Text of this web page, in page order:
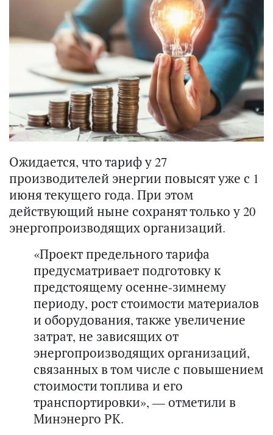
Ожидается, что тариф у 27
производителей энергии повысят уже с 1
июня текущего года. При этом
действующий ныне сохранят только у 20
энергопроизводящих организаций.
«Проект предельного тарифа
предусматривает подготовку к
предстоящему осенне-зимнему
периоду, рост стоимости материалов
и оборудования, также увеличение
затрат, не зависящих от
энергопроизводящих организаций,
связанных в том числе с повышением
стоимости топлива и его
транспортировки», — отметили в
Минэнерго РК.